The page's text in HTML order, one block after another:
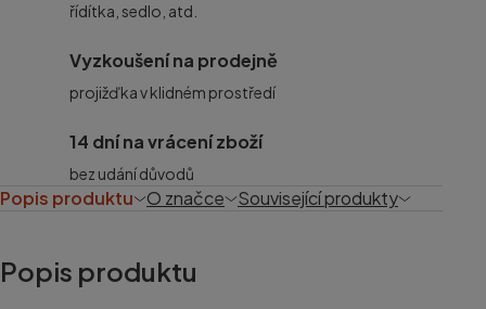
řídítka, sedlo, atd.
Vyzkoušení na prodejně
projižďka v klidném prostředí
14 dní na vrácení zboží
bez udání důvodů
Popis produktu O značce Související produkty
Popis produktu